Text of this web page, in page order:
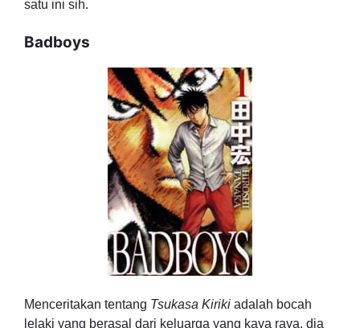
satu ini sih.
Badboys
Menceritakan tentang Tsukasa Kiriki adalah bocah
lelaki yang berasal dari keluarga yang kaya raya, dia